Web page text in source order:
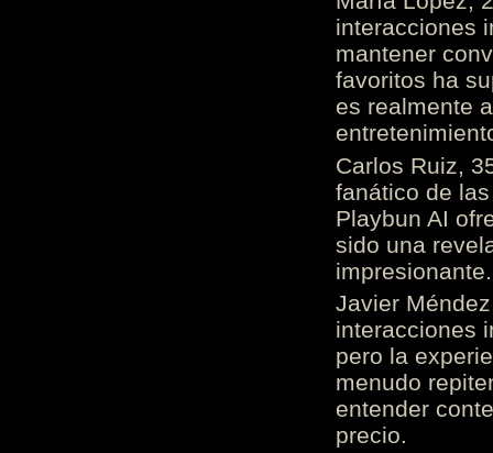
interacciones
mantener
favoritos ha
es realmente
Carlos Ruiz,
fanático de
Playbun AI
sido una
Javier
interacciones
pero la
menudo
entender
precio.